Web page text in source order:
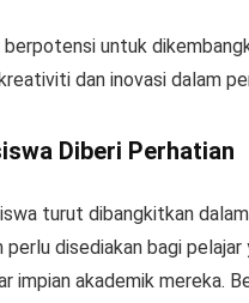
untuk
dan inovasi dalam
Diberi Perhatian
turut dibangkitkan
disediakan bagi
impian akademik mereka.